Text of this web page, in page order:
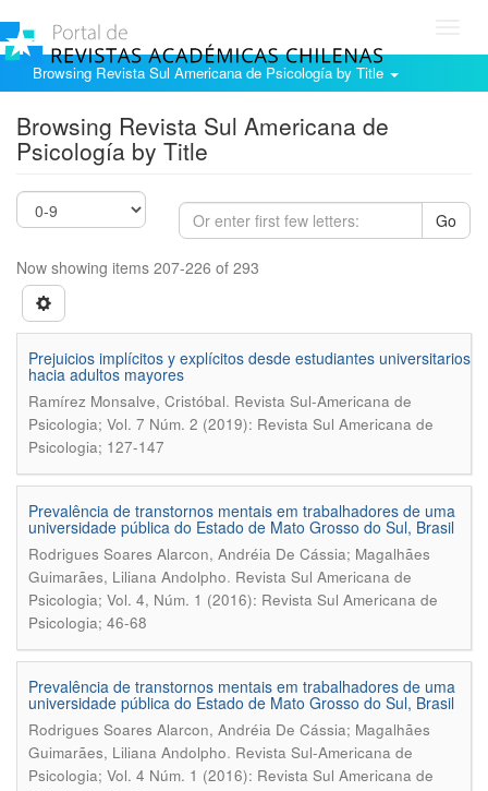
Browsing Revista Sul Americana de Psicología by Title
Browsing Revista Sul Americana de
Psicología by Title
Go
Now showing items 207-226 of 293
Prejuicios implí­citos y explí­citos desde estudiantes universitarios
hacia adultos mayores
Ramí­rez Monsalve, Cristóbal. Revista Sul-Americana de
Psicologia; Vol. 7 Núm. 2 (2019): Revista Sul Americana de
Psicologia; 127-147
Prevalência de transtornos mentais em trabalhadores de uma
universidade pública do Estado de Mato Grosso do Sul, Brasil
Rodrigues Soares Alarcon, Andréia De Cássia; Magalhães
Guimarães, Liliana Andolpho. Revista Sul Americana de
Psicologia; Vol. 4, Núm. 1 (2016): Revista Sul Americana de
Psicologia; 46-68
Prevalência de transtornos mentais em trabalhadores de uma
universidade pública do Estado de Mato Grosso do Sul, Brasil
Rodrigues Soares Alarcon, Andréia De Cássia; Magalhães
Guimarães, Liliana Andolpho. Revista Sul-Americana de
Psicologia; Vol. 4 Núm. 1 (2016): Revista Sul Americana de